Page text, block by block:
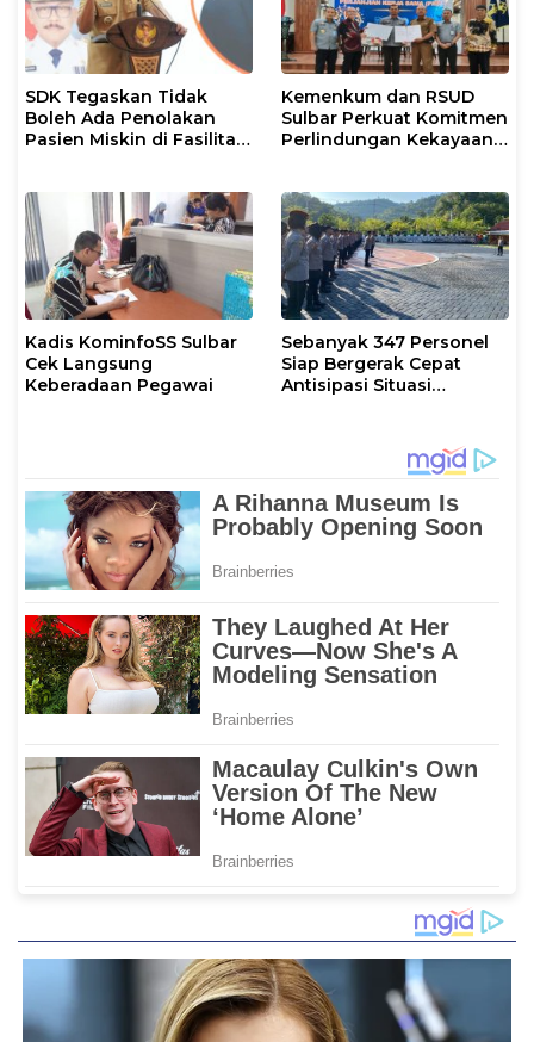
SDK Tegaskan Tidak
Boleh Ada Penolakan
Pasien Miskin di Fasilitas
Kemenkum dan RSUD
Sulbar Perkuat Komitmen
Perlindungan Kekayaan
Kadis KominfoSS Sulbar
Cek Langsung
Keberadaan Pegawai
Sebanyak 347 Personel
Siap Bergerak Cepat
Antisipasi Situasi